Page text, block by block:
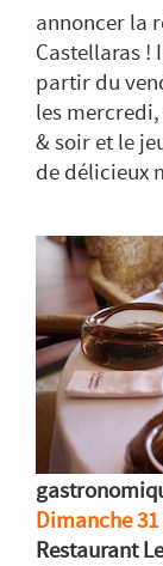
annoncer la
Castellaras !
partir du
les
& soir et le
de délicieux
Dimanche
Restaurant